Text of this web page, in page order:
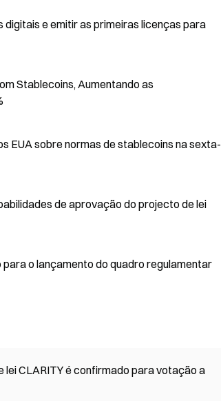
e emitir as primeiras licenças para
Stablecoins, Aumentando as
EUA sobre normas de stablecoins na sexta-
de aprovação do projecto de lei
o lançamento do quadro regulamentar
lei CLARITY é confirmado para votação a